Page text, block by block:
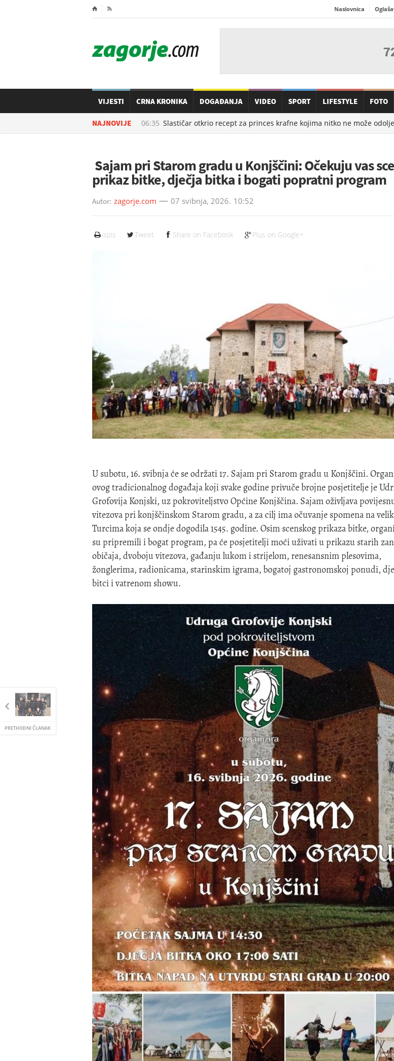
⌂  Naslovnica
VIJESTI CRNA KRONIKA DOGAĐANJA VIDEO SPORT LIFESTYLE FOTO
NAJNOVIJE
10.08.2026. u06:35 Slastičar otkrio recept za princes krafne kojima nitko ne može odoljeti:
PRETHODNI ČLANAK
Sajam pri Starom gradu u Konjščini: Očekuju vas
prikaz bitke, dječja bitka i bogati popratni program
Autor: zagorje.com 07 svibnja, 2026. 10:52
ispis Tweet Share on Facebook Plus on Google+
U subotu, 16. svibnja će se održati 17. Sajam pri Starom gradu u Konjščini.
ovog tradicionalnog događaja koji svake godine privuče brojne posjetitelje je
Grofovija Konjski, uz pokroviteljstvo Općine Konjščina. Sajam oživljava
vitezova pri konjščinskom Starom gradu, a za cilj ima očuvanje spomena na
Turcima koja se ondje dogodila 1545. godine. Osim scenskog prikaza bitke,
su pripremili i bogat program, pa će posjetitelji moći uživati u prikazu starih
običaja, dvoboju vitezova, gađanju lukom i strijelom, renesansnim plesovima,
žonglerima, radionicama, starinskim igrama, bogatoj gastronomskoj ponudi,
bitci i vatrenom showu.